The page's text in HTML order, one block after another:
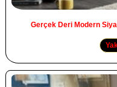
Gerçek Deri Modern